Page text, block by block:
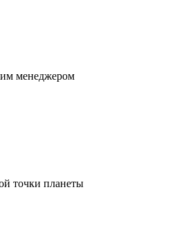
менеджером
точки планеты